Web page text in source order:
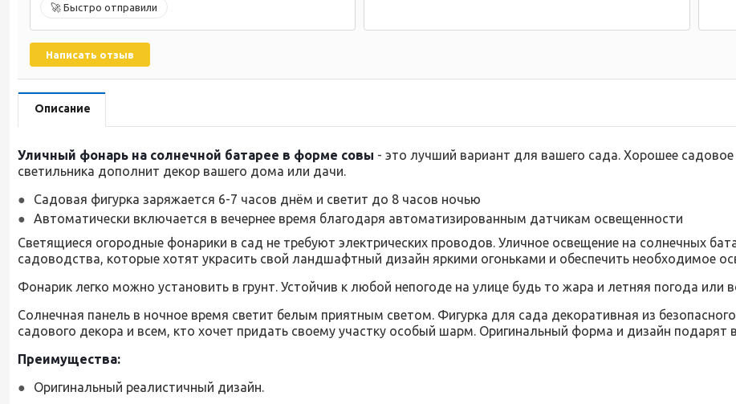
🚀 Быстро отправили
Написать отзыв
Описание
Уличный фонарь на солнечной батарее в форме совы - это лучший вариант для вашего сада. Хорошее
светильника дополнит декор вашего дома или дачи.
Садовая фигурка заряжается 6-7 часов днём и светит до 8 часов ночью
Автоматически включается в вечернее время благодаря автоматизированным датчикам освещенности
Светящиеся огородные фонарики в сад не требуют электрических проводов. Уличное освещение на солнечных
садоводства, которые хотят украсить свой ландшафтный дизайн яркими огоньками и обеспечить необходимое
Фонарик легко можно установить в грунт. Устойчив к любой непогоде на улице будь то жара и летняя погода или
Солнечная панель в ночное время светит белым приятным светом. Фигурка для сада декоративная из
садового декора и всем, кто хочет придать своему участку особый шарм. Оригинальный форма и дизайн подарят
Преимущества:
Оригинальный реалистичный дизайн.